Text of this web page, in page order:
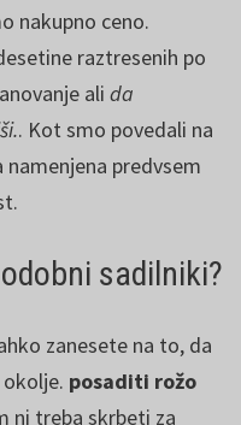
nakupno ceno.
raztresenih po
alida
. Kot smo povedali na
predvsem
sadilniki?
zanesete na to, da
posaditi rožo
ni treba skrbeti za